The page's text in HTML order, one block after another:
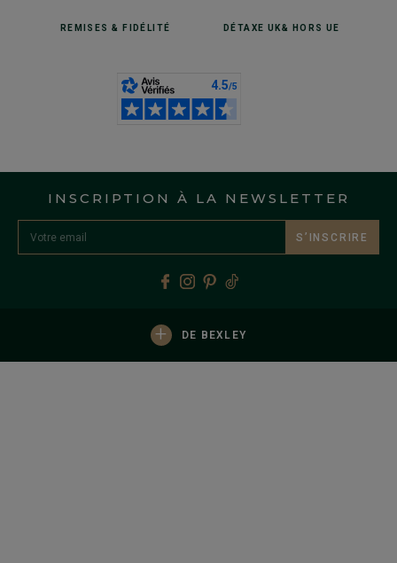
REMISES& FIDÉLITÉ DÉTAXE UK& HORS UE
INSCRIPTION À LA NEWSLETTER
S’INSCRIRE
+ DE BEXLEY